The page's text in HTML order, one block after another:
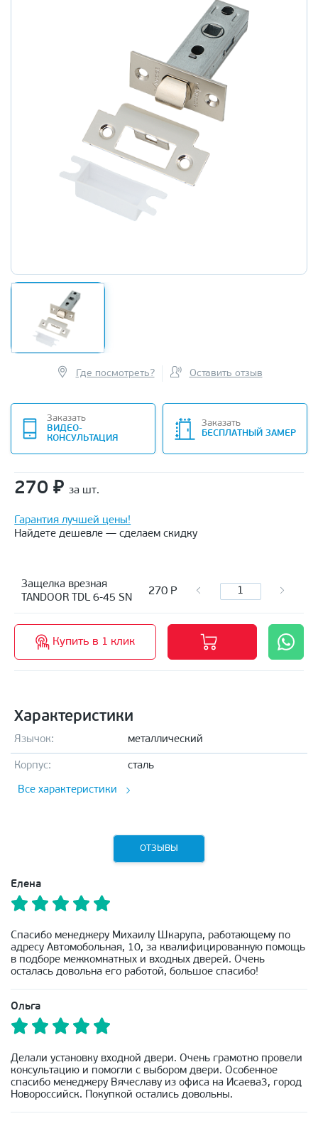
Где посмотреть? Оставить отзыв
Заказать
ВИДЕО-
КОНСУЛЬТАЦИЯ
Заказать
БЕСПЛАТНЫЙ ЗАМЕР
270 ₽ за шт.
Гарантия лучшей цены!
Найдете дешевле — сделаем скидку
Защелка врезная
TANDOOR TDL 6-45 SN
270 Р
Купить в 1 клик
Характеристики
Язычок: металлический
Корпус: сталь
Все характеристики
ОТЗЫВЫ
Елена
Спасибо менеджеру Михаилу Шкарупа, работающему по
адресу Автомобольная, 10, за квалифицированную помощь
в подборе межкомнатных и входных дверей. Очень
осталась довольна его работой, большое спасибо!
Ольга
Делали установку входной двери. Очень грамотно провели
консультацию и помогли с выбором двери. Особенное
спасибо менеджеру Вячеславу из офиса на Исаева3, город
Новороссийск. Покупкой остались довольны.